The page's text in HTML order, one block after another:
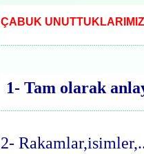
ÇABUK UNUTTUKLARIMIZ
1- Tam olarak
2-